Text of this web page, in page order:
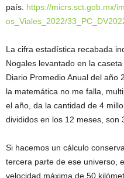
país. https://micrs.sct.gob.mx/
os_Viales_2022/
La cifra estadística recabada
Nogales levantado en la
Diario Promedio Anual del año
la matemática no me falla,
el año, da la cantidad de 4
divididos en los 12 meses, son
Si hacemos un cálculo
tercera parte de ese universo,
velocidad máxima de 50